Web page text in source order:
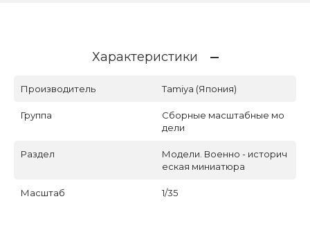
Характеристики
Производитель Tamiya (Япония)
Группа
Сборные масштабные мо
дели
Раздел
Модели. Военно - историч
еская миниатюра
Масштаб 1/35